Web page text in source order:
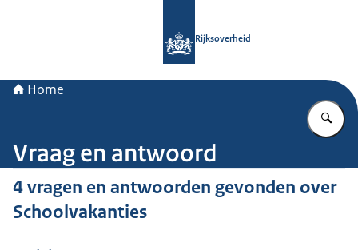
Rijksoverheid
Home
Vraag en antwoord
4 vragen en antwoorden gevonden over
Schoolvakanties